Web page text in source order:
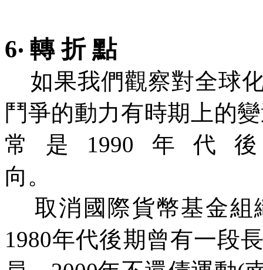
6‧ 轉 折 點
如果我們觀察對全球
鬥爭的動力有時期上的
常是1990年代
向
取消國際貨幣基金組
1980年代後期曾有一段